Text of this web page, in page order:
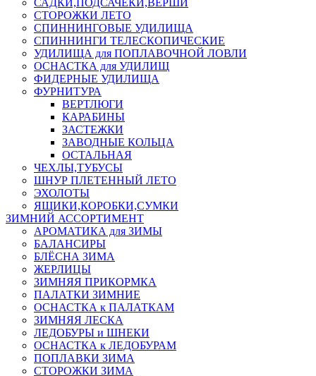
САДКИ,ПОДСАЧЕКИ,ВЕРШИ
СТОРОЖКИ ЛЕТО
СПИННИНГОВЫЕ УДИЛИЩА
СПИННИНГИ ТЕЛЕСКОПИЧЕСКИЕ
УДИЛИЩА для ПОПЛАВОЧНОЙ ЛОВЛИ
ОСНАСТКА для УДИЛИЩ
ФИДЕРНЫЕ УДИЛИЩА
ФУРНИТУРА
ВЕРТЛЮГИ
КАРАБИНЫ
ЗАСТЕЖКИ
ЗАВОДНЫЕ КОЛЬЦА
ОСТАЛЬНАЯ
ЧЕХЛЫ,ТУБУСЫ
ШНУР ПЛЕТЕННЫЙ ЛЕТО
ЭХОЛОТЫ
ЯЩИКИ,КОРОБКИ,СУМКИ
ЗИМНИЙ АССОРТИМЕНТ
АРОМАТИКА для ЗИМЫ
БАЛАНСИРЫ
БЛЁСНА ЗИМА
ЖЕРЛИЦЫ
ЗИМНЯЯ ПРИКОРМКА
ПАЛАТКИ ЗИМНИЕ
ОСНАСТКА к ПАЛАТКАМ
ЗИМНЯЯ ЛЕСКА
ЛЕДОБУРЫ и ШНЕКИ
ОСНАСТКА к ЛЕДОБУРАМ
ПОПЛАВКИ ЗИМА
СТОРОЖКИ ЗИМА